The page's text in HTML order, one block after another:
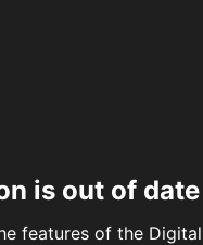
is out of date
features of the